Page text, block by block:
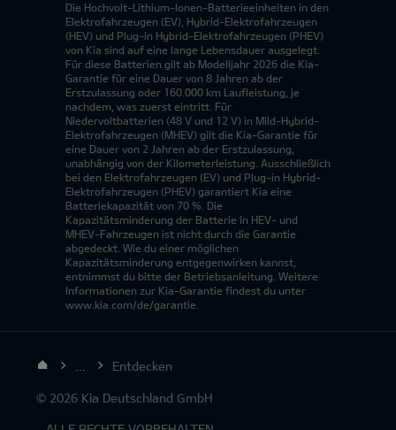
Die Hochvolt-Lithium-Ionen-Batterieeinheiten in den
Elektrofahrzeugen (EV), Hybrid-Elektrofahrzeugen
(HEV) und Plug-in Hybrid-Elektrofahrzeugen (PHEV)
von Kia sind auf eine lange Lebensdauer ausgelegt.
Für diese Batterien gilt ab Modelljahr 2026 die Kia-
Garantie für eine Dauer von 8 Jahren ab der
Erstzulassung oder 160.000 km Laufleistung, je
nachdem, was zuerst eintritt. Für
Niedervoltbatterien (48 V und 12 V) in Mild-Hybrid-
Elektrofahrzeugen (MHEV) gilt die Kia-Garantie für
eine Dauer von 2 Jahren ab der Erstzulassung,
unabhängig von der Kilometerleistung. Ausschließlich
bei den Elektrofahrzeugen (EV) und Plug-in Hybrid-
Elektrofahrzeugen (PHEV) garantiert Kia eine
Batteriekapazität von 70 %. Die
Kapazitätsminderung der Batterie in HEV- und
MHEV-Fahrzeugen ist nicht durch die Garantie
abgedeckt. Wie du einer möglichen
Kapazitätsminderung entgegenwirken kannst,
entnimmst du bitte der Betriebsanleitung. Weitere
Informationen zur Kia-Garantie findest du unter
www.kia.com/de/garantie.
Entdecken
© 2026 Kia Deutschland GmbH